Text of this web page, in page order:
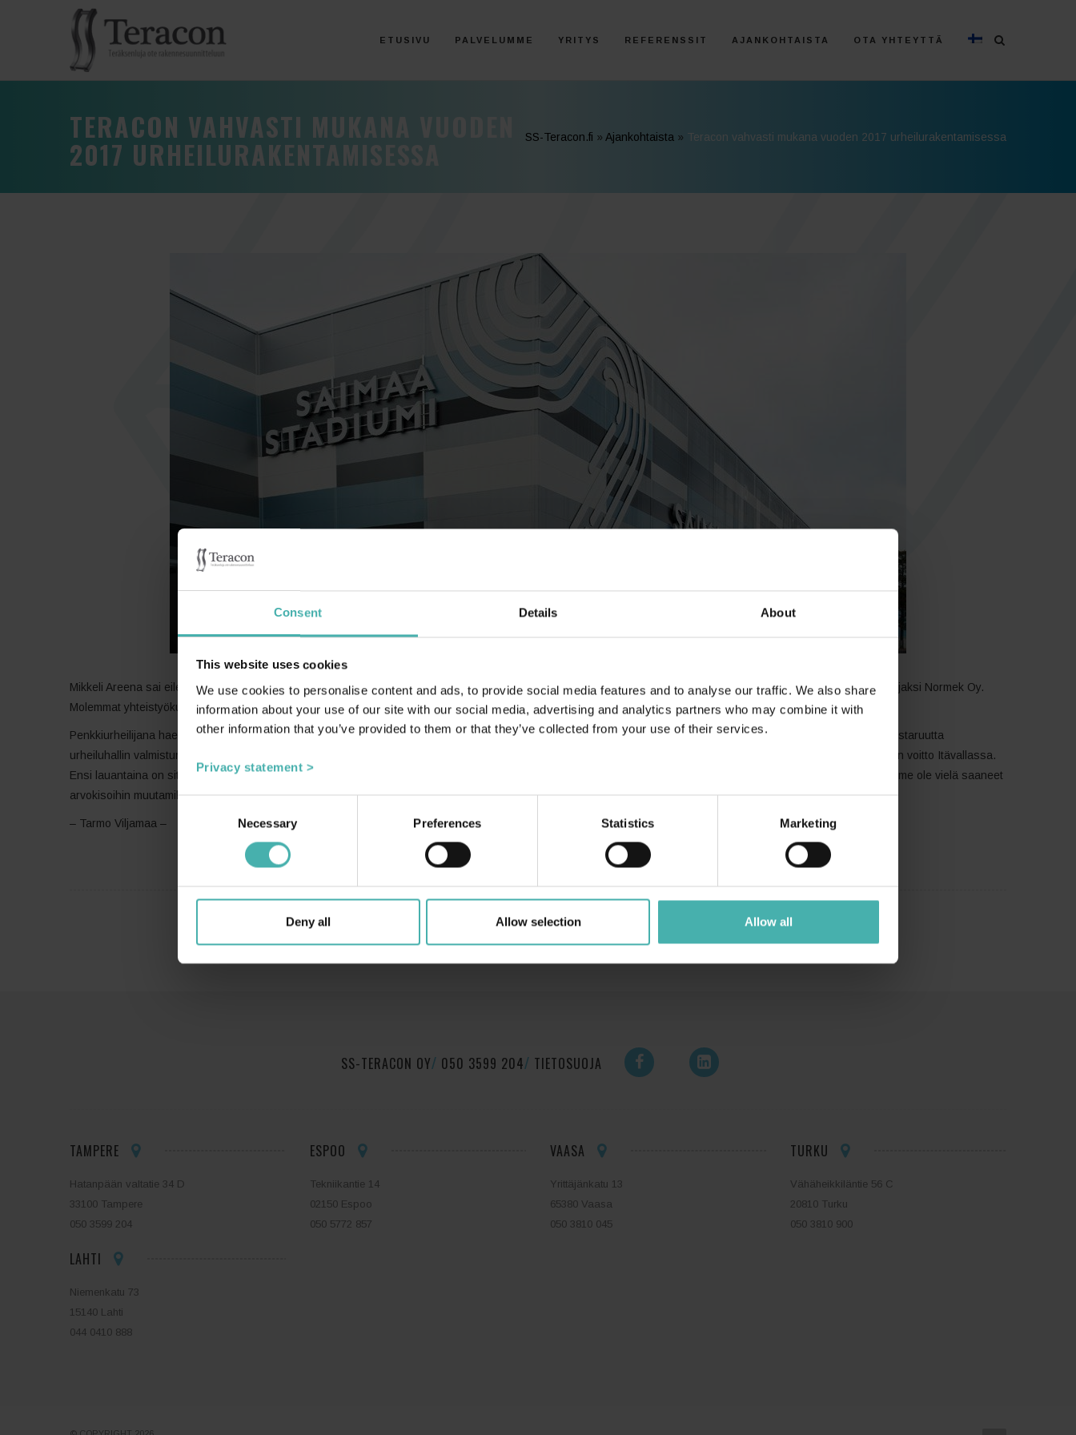
Consent Details About
This website uses cookies
We use cookies to personalise content and ads, to provide social media features and to analyse our traffic. We also share
information about your use of our site with our social media, advertising and analytics partners who may combine it with
other information that you’ve provided to them or that they’ve collected from your use of their services.
Privacy statement >
Necessary Preferences Statistics Marketing
Deny all Allow selection Allow all
ETUSIVU PALVELUMME YRITYS REFERENSSIT AJANKOHTAISTA OTA YHTEYTTÄ
TERACON VAHVASTI MUKANA VUODEN
2017 URHEILURAKENTAMISESSA SS-Teracon.fi » Ajankohtaista » Teracon vahvasti mukana vuoden 2017 urheilurakentamisessa
Mikkeli Areena sai eilen rakennuslupapäätöksen, ja työt työmaalla voidaan aloittaa. Kovan kilpailun jälkeen pääurakoitsijaksi valikoitui NCC Building ja teräsurakoitsijaksi Normek Oy.
Molemmat yhteistyökumppanit luottavat iloksemme Teraconin valmiuksiin turvallisien, helposti toteutettavien ja kustannustehokkaiden rakenteiden suunnittelijana!
Penkkiurheilijana haen merkitystä työlleni suunnittelemiemme rakennusten käyttäjien menestyksestä. ”Ansiolistalla” on jo Lapuan naisten 5 peräkkäistä Suomen mestaruutta
urheiluhallin valmistumisen jälkeen, Susi-jengin menestys Kisakallion harjoitteluhallien myötä, ja viimeisimpänä siellä myös harjoittelevan Suomen käsipallojoukkueen voitto Itävallassa.
Ensi lauantaina on sitten peli Teraconin suunnittelemassa Siuntion Folksam-Areenassa. Eli katsokaapa peli sillä silmällä teräsrakenteita ihmetellen! – Huuhkajia emme ole vielä saaneet
arvokisoihin muutamilla jalkapallohalleilla, mutta toivottavasti uusia tilaisuuksia tulee!
– Tarmo Viljamaa –
SS-TERACON OY 050 3599 204 TIETOSUOJA
TAMPERE
Hatanpään valtatie 34 D
33100 Tampere
050 3599 204
LAHTI
Niemenkatu 73
15140 Lahti
044 0410 888
ESPOO
Tekniikantie 14
02150 Espoo
050 5772 857
VAASA
Yrittäjänkatu 13
65380 Vaasa
050 3810 045
TURKU
Vähäheikkiläntie 56 C
20810 Turku
050 3810 900